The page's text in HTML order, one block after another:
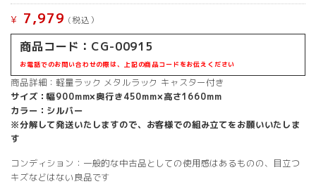
¥ 7,979 (税込）
商品コード：CG-00915
お電話でのお問い合わせの際は、上記の商品コードをお伝えください
商品詳細：軽量ラック メタルラック キャスター付き
サイズ：幅900mm×奥行き450mm×高さ1660mm
カラー：シルバー
※分解して発送いたしますので、お客様での組み立てをお願いいたしま
す
コンディション：一般的な中古品としての使用感はあるものの、目立つ
キズなどはない良品です